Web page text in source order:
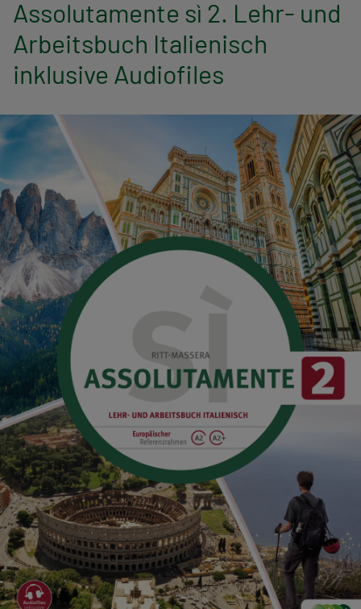
n
a
v
i
g
a
t
i
o
n
Assolutamente sì 2. Lehr- und
Arbeitsbuch Italienisch
inklusive Audiofiles